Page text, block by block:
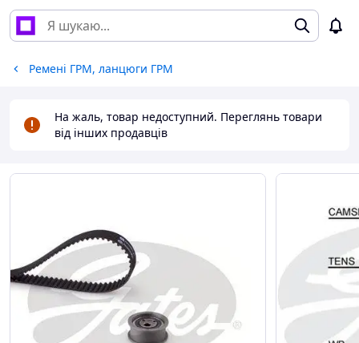
Ремені ГРМ, ланцюги ГРМ
На жаль, товар недоступний. Переглянь товари
від інших продавців